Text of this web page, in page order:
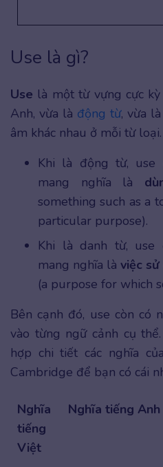
Use là gì?
Use là một từ vựng cực
Anh, vừa là động từ, vừa
âm khác nhau ở mỗi từ loại.
Khi là động từ, use
mang nghĩa là
something such as a
particular purpose).
Khi là danh từ, use
mang nghĩa làviệc
(a purpose for which
Bên cạnh đó, use còn có
vào từng ngữ cảnh cụ
hợp chi tiết các nghĩa
Cambridge để bạn có cái
Nghĩa
tiếng
Việt
Nghĩa tiếng Anh